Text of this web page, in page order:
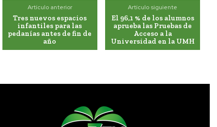
Artículo anterior
Tres nuevos espacios
infantiles para las
pedanías antes de fin de
año
Artículo siguiente
El 96,1 % de los alumnos
aprueba las Pruebas de
Acceso a la
Universidad en la UMH